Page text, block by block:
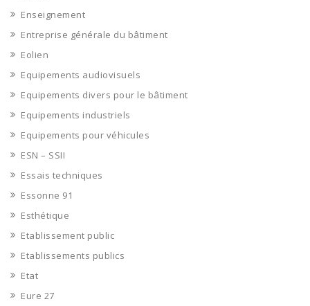
Enseignement
Entreprise générale du bâtiment
Eolien
Equipements audiovisuels
Equipements divers pour le bâtiment
Equipements industriels
Equipements pour véhicules
ESN – SSII
Essais techniques
Essonne 91
Esthétique
Etablissement public
Etablissements publics
Etat
Eure 27